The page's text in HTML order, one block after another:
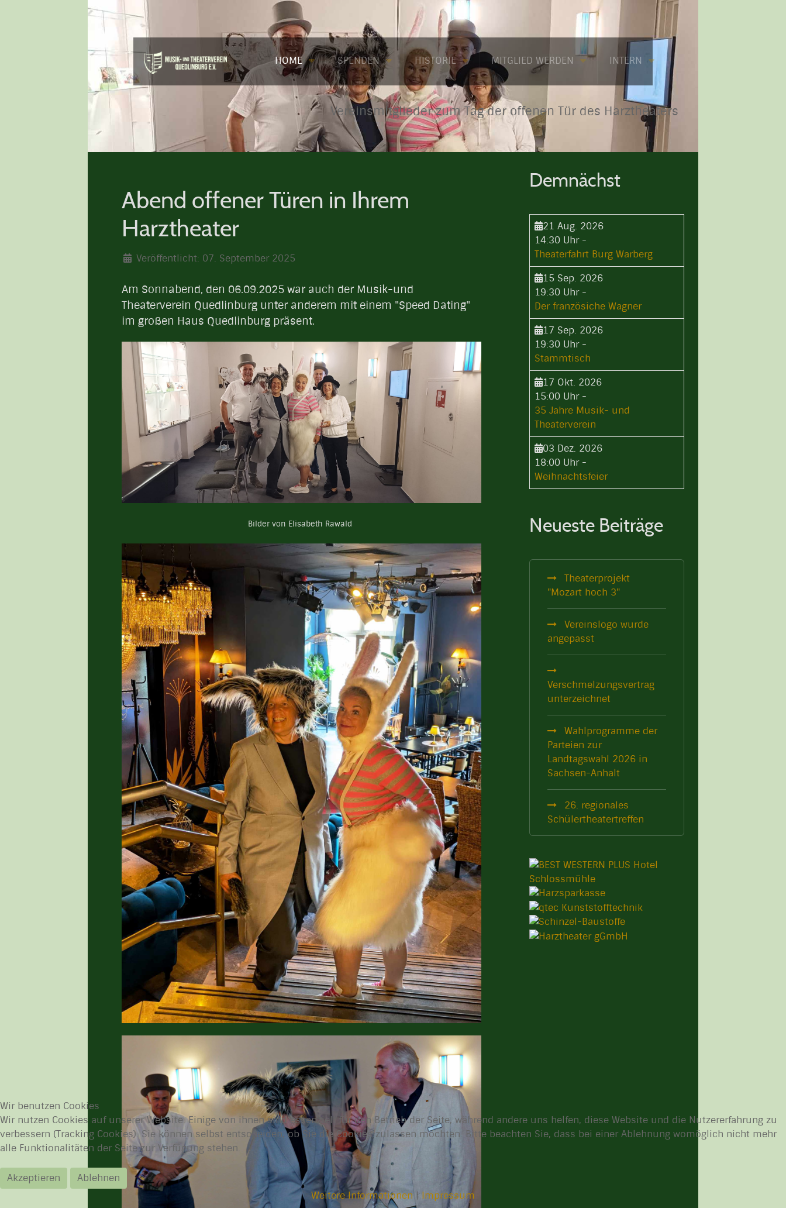
HOME SPENDEN HISTORIE MITGLIED WERDEN INTERN
Vereinsmitglieder zum Tag der offenen Tür des Harztheaters
Abend offener Türen in Ihrem
Harztheater
Veröffentlicht: 07. September 2025
Am Sonnabend, den 06.09.2025 war auch der Musik-und
Theaterverein Quedlinburg unter anderem mit einem "Speed Dating"
im großen Haus Quedlinburg präsent.
Bilder von Elisabeth Rawald
Demnächst
21 Aug. 2026
14:30 Uhr-
Theaterfahrt Burg Warberg
15 Sep. 2026
19:30 Uhr-
Der französiche Wagner
17 Sep. 2026
19:30 Uhr-
Stammtisch
17 Okt. 2026
15:00 Uhr-
35 Jahre Musik- und
Theaterverein
03 Dez. 2026
18:00 Uhr-
Weihnachtsfeier
Neueste Beiträge
Theaterprojekt
"Mozart hoch 3"
Vereinslogo wurde
angepasst
Verschmelzungsvertrag
unterzeichnet
Wahlprogramme der
Parteien zur
Landtagswahl 2026 in
Sachsen-Anhalt
26. regionales
Schülertheatertreffen
Wir benutzen Cookies
Wir nutzen Cookies auf unserer Website. Einige von ihnen sind essenziell für den Betrieb der Seite, während andere uns helfen, diese Website und die Nutzererfahrung zu
verbessern (Tracking Cookies). Sie können selbst entscheiden, ob Sie die Cookies zulassen möchten. Bitte beachten Sie, dass bei einer Ablehnung womöglich nicht mehr
alle Funktionalitäten der Seite zur Verfügung stehen.
Akzeptieren
Ablehnen
Weitere Informationen|Impressum